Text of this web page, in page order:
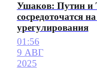
Ушаков: Путин и
сосредоточатся
урегулирования
01:56
9 АВГ
2025